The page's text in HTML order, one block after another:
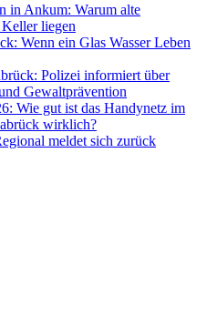
in Ankum: Warum alte
liegen
Wenn ein Glas Wasser Leben
Polizei informiert über
Gewaltprävention
Wie gut ist das Handynetz im
wirklich?
meldet sich zurück